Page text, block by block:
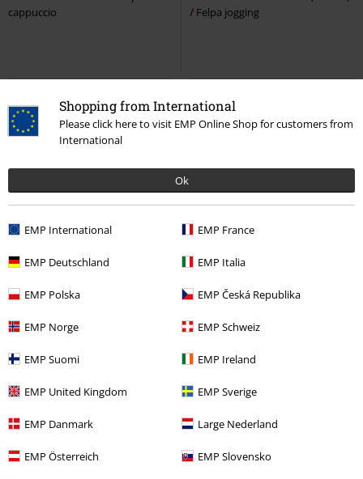
Shopping from International
Please click here to visit EMP Online Shop for customers from
International
Ok
EMP International EMP France
EMP Deutschland EMP Italia
EMP Polska EMP Česká Republika
EMP Norge EMP Schweiz
EMP Suomi EMP Ireland
EMP United Kingdom EMP Sverige
EMP Danmark Large Nederland
EMP Österreich EMP Slovensko
cappuccio
Felpa jogging
Classic Spider-Man
Felpa con cappuccio
RRP69,99 €
Skull The Punisher
Felpa con
cappuccio